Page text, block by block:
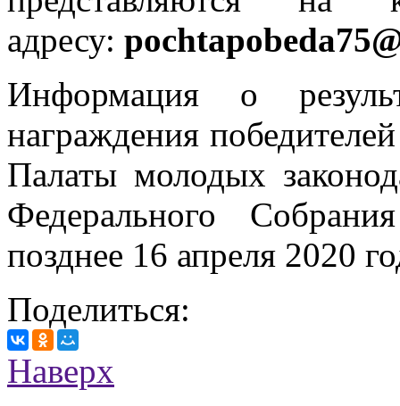
адресу:
Информация о
награждения
Палаты молодых
Федерального
позднее 16 апреля 2020
Поделиться:
Наверх